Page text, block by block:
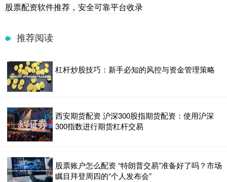
股票配资软件推荐，安全可靠平台收录
推荐阅读
杠杆炒股技巧：新手必知的风控与资金管理策略
西安期货配资 沪深300股指期货配资：使用沪深
300指数进行期货杠杆交易
股票账户怎么配资 “特朗普交易”准备好了吗？市场
瞩目拜登周四的“个人发布会”